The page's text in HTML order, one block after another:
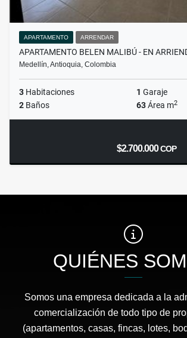
APARTAMENTO ARRENDAR
APARTAMENTO BELEN MALIBÚ - EN
Medellín, Antioquia, Colombia
3 Habitaciones 1 Garaje
2 Baños 63Área m2
$2.700.000COP
QUIÉNES
Somos una empresa dedicada a la
comercialización de todo tipo de
(apartamentos, casas, fincas, lotes,